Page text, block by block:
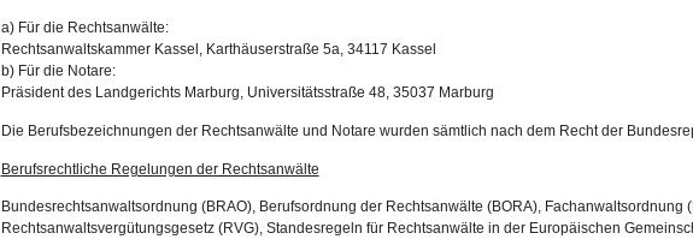
a) Für die Rechtsanwälte:
Rechtsanwaltskammer Kassel, Karthäuserstraße 5a, 34117 Kassel
b) Für die Notare:
Präsident des Landgerichts Marburg, Universitätsstraße 48, 35037 Marburg
Die Berufsbezeichnungen der Rechtsanwälte und Notare wurden sämtlich nach dem Recht der
Berufsrechtliche Regelungen der Rechtsanwälte
Bundesrechtsanwaltsordnung (BRAO), Berufsordnung der Rechtsanwälte (BORA), Fachanwaltsordnung
Rechtsanwaltsvergütungsgesetz (RVG), Standesregeln für Rechtsanwälte in der Europäischen